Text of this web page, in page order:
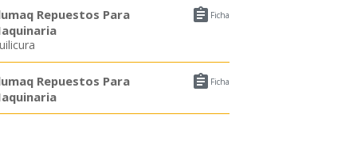
 Ficha
Repuestos Para
 Ficha
Repuestos Para